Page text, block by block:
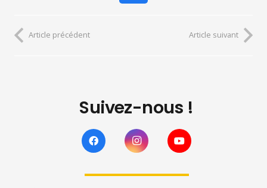
Article précédent Article suivant
Suivez-nous !